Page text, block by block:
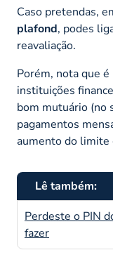
Caso pretendas,
plafond, podes
reavaliação.
Porém, nota que
instituições
bom mutuário (no
pagamentos
aumento do limite
Lê também:
Perdeste o PIN
fazer